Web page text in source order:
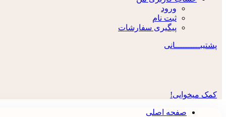
ورود
ثبت نام
پیگیری سفارشات
پشتیبــــــــــانی
کمک میخوایی!
صفحه اصلی